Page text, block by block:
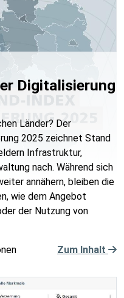
Digitalisierung
Länder? Der
2025 zeichnet Stand
Infrastruktur,
nach. Während sich
annähern, bleiben die
wie dem Angebot
der Nutzung von
Zum Inhalt